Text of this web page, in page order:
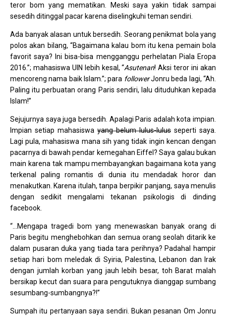
teror bom yang mematikan. Meski saya yakin tidak sampai
sesedih ditinggal pacar karena diselingkuhi teman sendiri.
Ada banyak alasan untuk bersedih. Seorang penikmat bola yang
polos akan bilang, “Bagaimana kalau bom itu kena pemain bola
favorit saya? Ini bisa-bisa mengganggu perhelatan Piala Eropa
2016.”; mahasiswa UIN lebih kesal, “Asutenan! Aksi teror ini akan
mencoreng nama baik Islam.”; para followerJonru beda lagi, “Ah.
Paling itu perbuatan orang Paris sendiri, lalu dituduhkan kepada
Islam!”
Sejujurnya saya juga bersedih. Apalagi Paris adalah kota impian.
Impian setiap mahasiswa yang belum lulus-lulus seperti saya.
Lagi pula, mahasiswa mana sih yang tidak ingin kencan dengan
pacarnya di bawah pendar kemegahan Eiffel? Saya galau bukan
main karena tak mampu membayangkan bagaimana kota yang
terkenal paling romantis di dunia itu mendadak horor dan
menakutkan. Karena itulah, tanpa berpikir panjang, saya menulis
dengan sedikit mengalami tekanan psikologis di dinding
facebook.
“…Mengapa tragedi bom yang menewaskan banyak orang di
Paris begitu menghebohkan dan semua orang seolah ditarik ke
dalam pusaran duka yang tiada tara perihnya? Padahal hampir
setiap hari bom meledak di Syiria, Palestina, Lebanon dan Irak
dengan jumlah korban yang jauh lebih besar, toh Barat malah
bersikap kecut dan suara para pengutuknya dianggap sumbang
sesumbang-sumbangnya?!”
Sumpah itu pertanyaan saya sendiri. Bukan pesanan Om Jonru